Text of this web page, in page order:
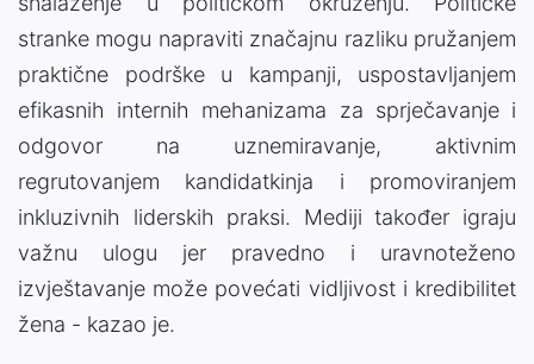
stranke mogu napraviti značajnu razliku pružanjem
praktične podrške u kampanji, uspostavljanjem
efikasnih internih mehanizama za sprječavanje i
odgovor na uznemiravanje, aktivnim
regrutovanjem kandidatkinja i promoviranjem
inkluzivnih liderskih praksi. Mediji također igraju
važnu ulogu jer pravedno i uravnoteženo
izvještavanje može povećati vidljivost i kredibilitet
žena - kazao je.